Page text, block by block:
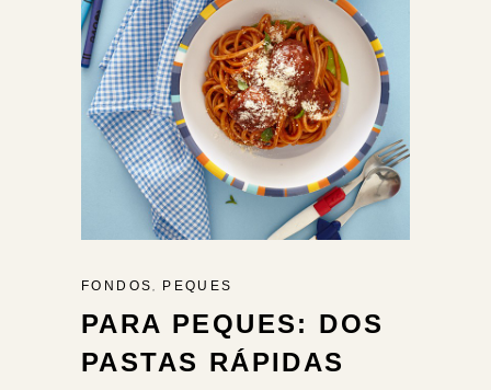
FONDOS, PEQUES
PARA PEQUES: DOS
PASTAS RÁPIDAS